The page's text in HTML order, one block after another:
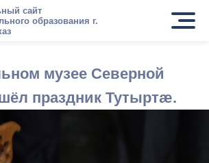
сайт
образования г.
музее Северной
праздник Тутыртæ.